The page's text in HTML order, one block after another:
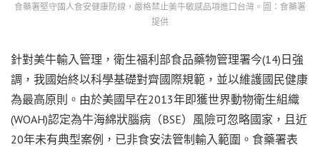
食藥署堅守國人食安健康防線，嚴格禁止美牛敏感品項進口台灣。圖：食藥署
提供
針對美牛輸入管理，衛生福利部食品藥物管理署今(14)日強
調，我國始終以科學基礎對齊國際規範，並以維護國民健康
為最高原則。由於美國早在2013年即獲世界動物衛生組織
(WOAH)認定為牛海綿狀腦病（BSE）風險可忽略國家，且近
20年未有典型案例，已非食安法管制輸入範圍。食藥署表